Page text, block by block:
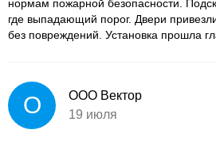
нормам пожарной безопасности.
где выпадающий порог. Двери
без повреждений. Установка прошла
О
ООО Вектор
19 июля